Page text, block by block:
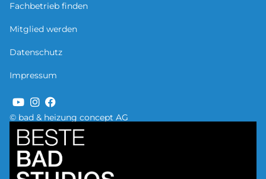
© bad & heizung concept AG
Fachbetrieb finden
Mitglied werden
Datenschutz
Impressum